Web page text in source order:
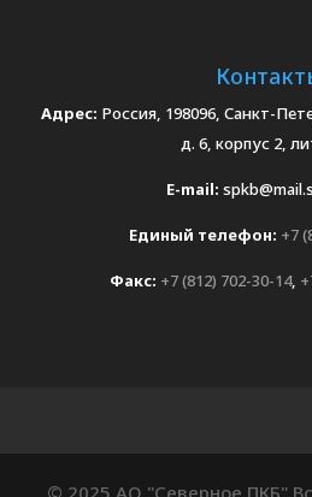
Адрес: Россия, 198096, Санкт-
д. 6, корпус 2,
E-mail:
Единый телефон: +7
Факс: +7 (812) 702-30-14,
© 2025 АО "Северное ПКБ"